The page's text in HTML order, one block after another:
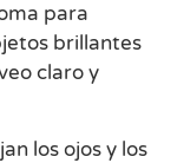
para
brillantes
claro y
los ojos y los